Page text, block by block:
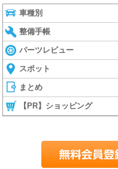
車種別
整備手帳
パーツレビュー
スポット
まとめ
【PR】ショッピング